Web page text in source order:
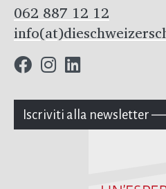
062 887 12 12
Iscriviti alla newsletter